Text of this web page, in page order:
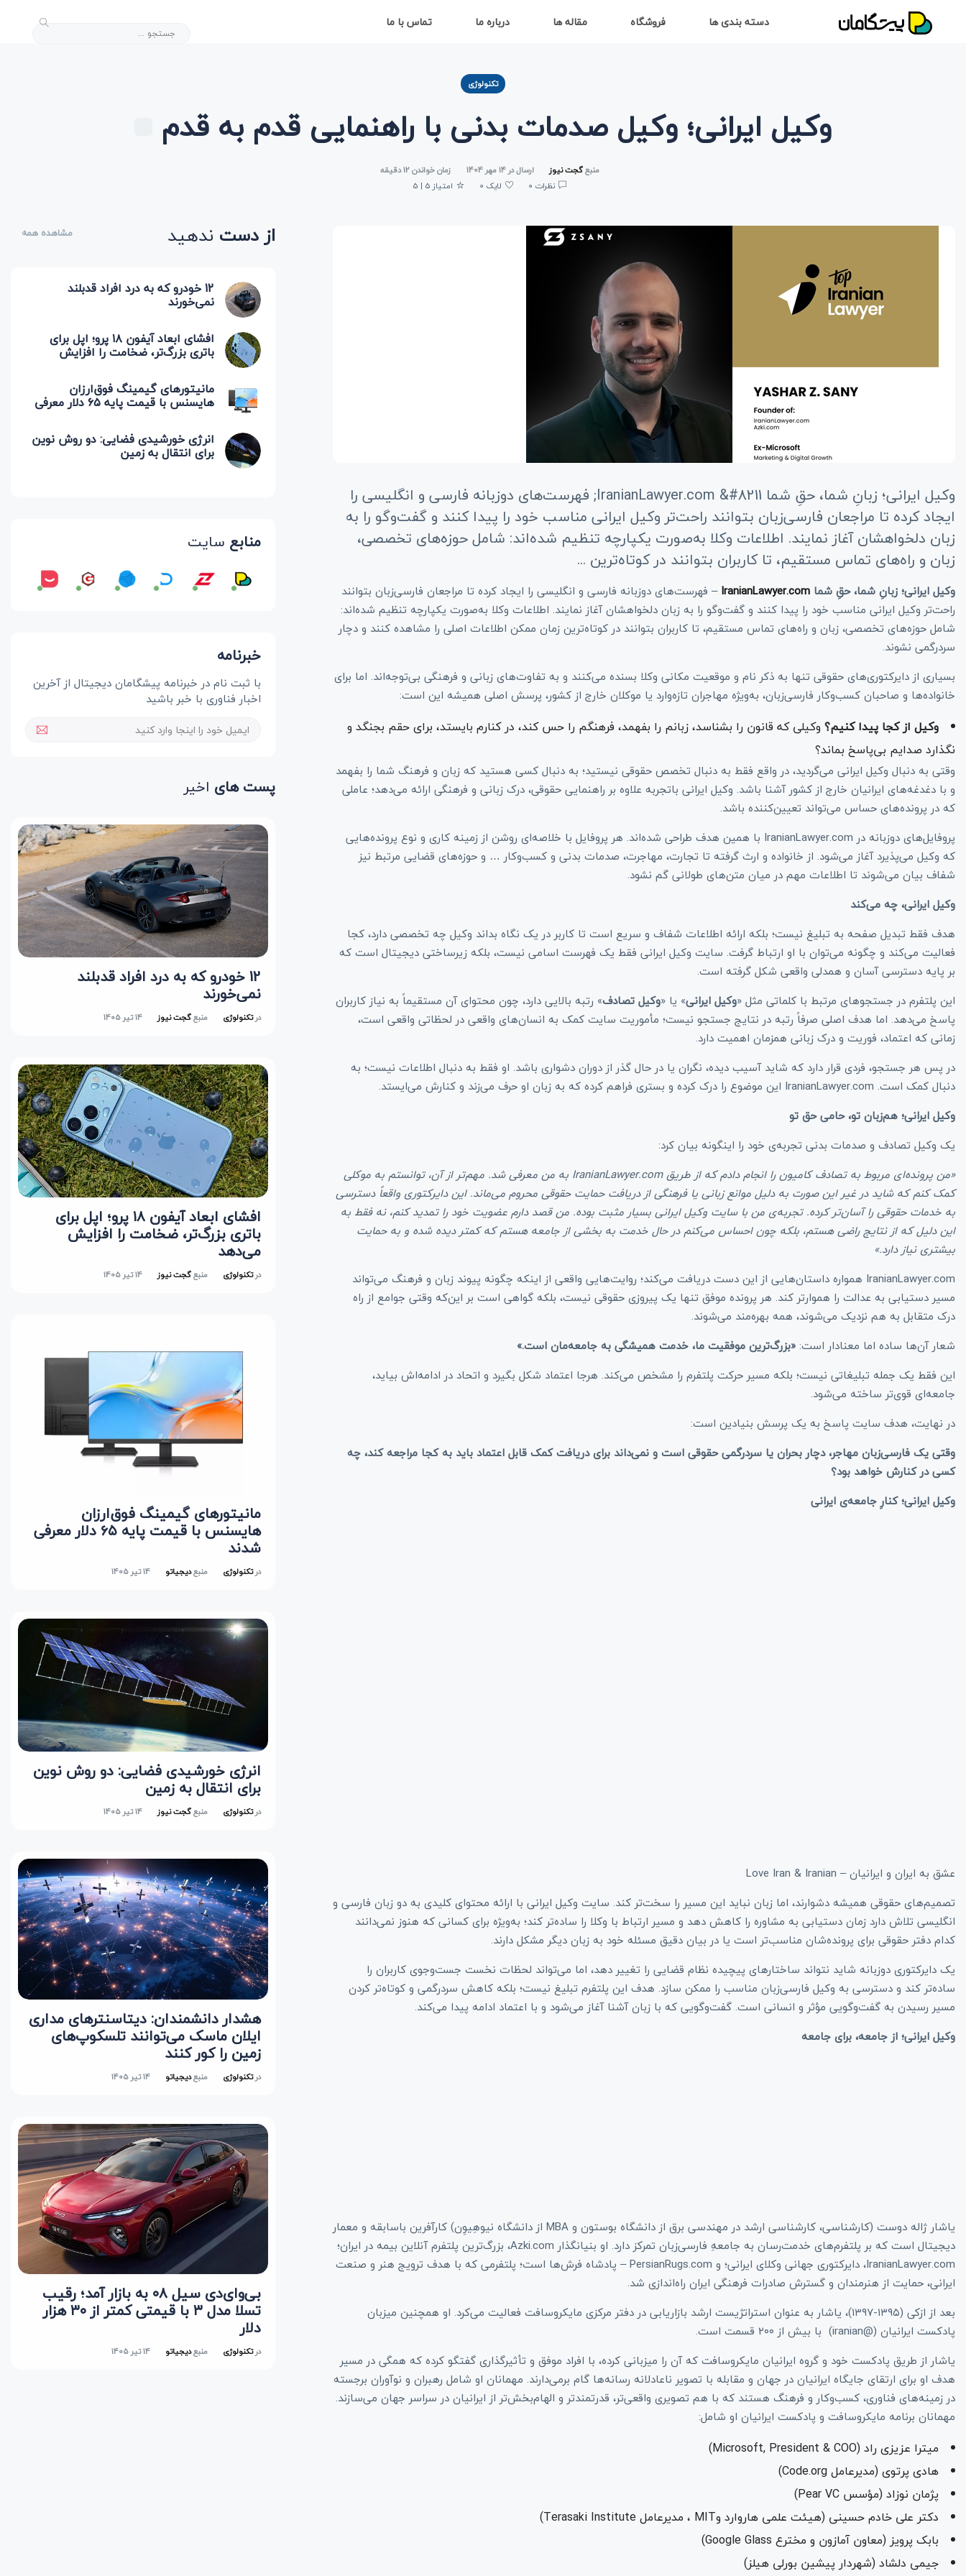
دسته بندی ها فروشگاه مقاله ها درباره ما تماس با ما
تکنولوژی
وکیل ایرانی؛ وکیل صدمات بدنی با راهنمایی قدم ‌به ‌قدم
منبعگجت نیوز ارسال در 14 مهر 1404
زمان خواندن 12 دقیقه
نظرات 0
لایک 0 امتیاز 5 | 5
وکیل ایرانی؛ زبانِ شما، حقِ شما IranianLawyer.com &#8211; فهرست‌های دوزبانه فارسی و انگلیسی را
ایجاد کرده تا مراجعان فارسی‌زبان بتوانند راحت‌تر وکیل ایرانی مناسب خود را پیدا کنند و گفت‌وگو را به
زبان دلخواهشان آغاز نمایند. اطلاعات وکلا به‌صورت یکپارچه تنظیم شده‌اند: شامل حوزه‌های تخصصی،
زبان‌ و راه‌های تماس مستقیم، تا کاربران بتوانند در کوتاه‌ترین ...
وکیل ایرانی؛ زبانِ شما، حقِ شما IranianLawyer.com– فهرست‌های دوزبانه فارسی و انگلیسی را ایجاد کرده تا مراجعان فارسی‌زبان بتوانند
راحت‌تر وکیل ایرانی مناسب خود را پیدا کنند و گفت‌وگو را به زبان دلخواهشان آغاز نمایند. اطلاعات وکلا به‌صورت یکپارچه تنظیم شده‌اند:
شامل حوزه‌های تخصصی، زبان‌ و راه‌های تماس مستقیم، تا کاربران بتوانند در کوتاه‌ترین زمان ممکن اطلاعات اصلی را مشاهده کنند و دچار
سردرگمی نشوند.
بسیاری از دایرکتوری‌های حقوقی تنها به ذکر نام و موقعیت مکانی وکلا بسنده می‌کنند و به تفاوت‌های زبانی و فرهنگی بی‌توجه‌اند. اما برای
خانواده‌ها و صاحبان کسب‌وکار فارسی‌زبان، به‌ویژه مهاجران تازه‌وارد یا موکلان خارج از کشور، پرسش اصلی همیشه این است:
وکیل از کجا پیدا کنیم؟ وکیلی که قانون را بشناسد، زبانم را بفهمد، فرهنگم را حس کند، در کنارم بایستد، برای حقم بجنگد و
نگذارد صدایم بی‌پاسخ بماند؟
وقتی به دنبال وکیل ایرانی می‌گردید، در واقع فقط به دنبال تخصص حقوقی نیستید؛ به دنبال کسی هستید که زبان و فرهنگ شما را بفهمد
و با دغدغه‌های ایرانیان خارج از کشور آشنا باشد. وکیل ایرانی باتجربه علاوه بر راهنمایی حقوقی، درک زبانی و فرهنگی ارائه می‌دهد؛ عاملی
که در پرونده‌های حساس می‌تواند تعیین‌کننده باشد.
پروفایل‌های دوزبانه در IranianLawyer.com با همین هدف طراحی شده‌اند. هر پروفایل با خلاصه‌ای روشن از زمینه کاری و نوع پرونده‌هایی
که وکیل می‌پذیرد آغاز می‌شود. از خانواده و ارث گرفته تا تجارت، مهاجرت، صدمات بدنی و کسب‌وکار … و حوزه‌های قضایی مرتبط نیز
شفاف بیان می‌شوند تا اطلاعات مهم در میان متن‌های طولانی گم نشود.
وکیل ایرانی، چه می‌کند
هدف فقط تبدیل صفحه به تبلیغ نیست؛ بلکه ارائه اطلاعات شفاف و سریع است تا کاربر در یک نگاه بداند وکیل چه تخصصی دارد، کجا
فعالیت می‌کند و چگونه می‌توان با او ارتباط گرفت. سایت وکیل ایرانی فقط یک فهرست اسامی نیست، بلکه زیرساختی دیجیتال است که
بر پایه دسترسی آسان و همدلی واقعی شکل گرفته است.
این پلتفرم در جستجوهای مرتبط با کلماتی مثل «وکیل ایرانی» یا «وکیل تصادف» رتبه بالایی دارد، چون محتوای آن مستقیماً به نیاز کاربران
پاسخ می‌دهد. اما هدف اصلی صرفاً رتبه در نتایج جستجو نیست؛ مأموریت سایت کمک به انسان‌های واقعی در لحظاتی واقعی است،
زمانی که اعتماد، فوریت و درک زبانی همزمان اهمیت دارد.
در پس هر جستجو، فردی قرار دارد که شاید آسیب دیده، نگران یا در حال گذر از دوران دشواری باشد. او فقط به دنبال اطلاعات نیست؛ به
دنبال کمک است. IranianLawyer.com این موضوع را درک کرده و بستری فراهم کرده که به زبان او حرف می‌زند و کنارش می‌ایستد.
وکیل ایرانی؛ هم‌زبان تو، حامی حق تو
یک وکیل تصادف و صدمات بدنی تجربه‌ی خود را اینگونه بیان کرد:
«من پرونده‌ای مربوط به تصادف کامیون را انجام دادم که از طریقIranianLawyer.com
به من معرفی شد. مهم‌تر از آن، توانستم به موکلی
کمک کنم که شاید در غیر این صورت به دلیل موانع زبانی یا فرهنگی از دریافت حمایت حقوقی محروم می‌ماند. این دایرکتوری واقعاً دسترسی
به خدمات حقوقی را آسان‌تر کرده. تجربه‌ی من با سایت وکیل ایرانی بسیار مثبت بوده. من قصد دارم عضویت خود را تمدید کنم، نه فقط به
این دلیل که از نتایج راضی هستم، بلکه چون احساس می‌کنم در حال خدمت به بخشی از جامعه هستم که کمتر دیده شده و به حمایت
بیشتری نیاز دارد.
»
IranianLawyer.com همواره داستان‌هایی از این دست دریافت می‌کند؛ روایت‌هایی واقعی از اینکه چگونه پیوند زبان و فرهنگ می‌تواند
مسیر دستیابی به عدالت را هموارتر کند. هر پرونده موفق تنها یک پیروزی حقوقی نیست، بلکه گواهی است بر این‌که وقتی جوامع از راه
درک متقابل به هم نزدیک می‌شوند، همه بهره‌مند می‌شوند.
شعار آن‌ها ساده اما معنادار است:«بزرگ‌ترین موفقیت ما، خدمت همیشگی به جامعه‌مان است.
»
این فقط یک جمله تبلیغاتی نیست؛ بلکه مسیر حرکت پلتفرم را مشخص می‌کند. هرجا اعتماد شکل بگیرد و اتحاد در ادامه‌اش بیاید،
جامعه‌ای قوی‌تر ساخته می‌شود.
در نهایت، هدف سایت پاسخ به یک پرسش بنیادین است:
وقتی یک فارسی‌زبان مهاجر، دچار بحران یا سردرگمی حقوقی است و نمی‌داند برای دریافت کمک قابل اعتماد باید به کجا مراجعه کند، چه
کسی در کنارش خواهد بود؟
وکیل ایرانی؛ کنارِ جامعه‌ی ایرانی
عشق به ایران و ایرانیان – Love Iran & Iranian
تصمیم‌های حقوقی همیشه دشوارند، اما زبان نباید این مسیر را سخت‌تر کند. سایت وکیل ایرانی با ارائه محتوای کلیدی به دو زبان فارسی و
انگلیسی تلاش دارد زمان دستیابی به مشاوره را کاهش دهد و مسیر ارتباط با وکلا را ساده‌تر کند؛ به‌ویژه برای کسانی که هنوز نمی‌دانند
کدام دفتر حقوقی برای پرونده‌شان مناسب‌تر است یا در بیان دقیق مسئله خود به زبان دیگر مشکل دارند.
یک دایرکتوری دوزبانه شاید نتواند ساختارهای پیچیده نظام قضایی را تغییر دهد، اما می‌تواند لحظات نخست جست‌وجوی کاربران را
ساده‌تر کند و دسترسی به وکیل فارسی‌زبان مناسب را ممکن سازد. هدف این پلتفرم تبلیغ نیست؛ بلکه کاهش سردرگمی و کوتاه‌تر کردن
مسیر رسیدن به گفت‌وگویی مؤثر و انسانی است. گفت‌وگویی که با زبان آشنا آغاز می‌شود و با اعتماد ادامه پیدا می‌کند.
وکیل ایرانی؛ از جامعه، برای جامعه
یاشار ژاله دوست (کارشناسی، کارشناسی ارشد در مهندسی برق از دانشگاه بوستون و MBA از دانشگاه نیوهِیوِن) کارآفرین باسابقه و معمار
دیجیتال است که بر پلتفرم‌های خدمت‌رسان به جامعهِ فارسی‌زبان تمرکز دارد. او بنیانگذار Azki.com، بزرگ‌ترین پلتفرم آنلاین بیمه در ایران؛
IranianLawyer.com، دایرکتوری جهانی وکلا‌ی ایرانی؛ و PersianRugs.com – پادشاه فرش‌ها است؛ پلتفرمی که با هدف ترویج هنر و صنعت
ایرانی، حمایت از هنرمندان و گسترش صادرات فرهنگی ایران راه‌اندازی شد.
بعد از ازکی (۱۳۹۵-۱۳۹۷)، یاشار به عنوان استراتژیست ارشد بازاریابی در دفتر مرکزی مایکروسافت فعالیت می‌کرد. او همچنین میزبان
پادکست ایرانیان (@iranian) با بیش از ۲۰۰ قسمت است.
یاشار از طریق پادکست خود و گروه ایرانیان مایکروسافت که آن را میزبانی کرده، با افراد موفق و تأثیرگذاری گفتگو کرده که همگی در مسیر
هدف او برای ارتقای جایگاه ایرانیان در جهان و مقابله با تصویر ناعادلانه رسانه‌ها گام برمی‌دارند. مهمانان او شامل رهبران و نوآوران برجسته
در زمینه‌های فناوری، کسب‌وکار و فرهنگ هستند که با هم تصویری واقعی‌تر، قدرتمندتر و الهام‌بخش‌تر از ایرانیان در سراسر جهان می‌سازند.
مهمانان برنامه‌ مایکروسافت و پادکست ایرانیان او شامل:
میترا عزیزی راد (Microsoft, President & COO)
هادی پرتوی (مدیرعامل Code.org)
پژمان نوزاد (مؤسس Pear VC)
دکتر علی خادم ‌حسینی (هیئت علمی هاروارد وMIT ، مدیرعامل Terasaki Institute)
بابک پرویز (معاون آمازون و مخترع Google Glass)
جیمی دلشاد (شهردار پیشین بورلی هیلز)
از دست ندهید مشاهده همه
12 خودرو که به درد افراد قدبلند
نمی‌خورند
افشای ابعاد آیفون ۱۸ پرو؛ اپل برای
باتری بزرگ‌تر، ضخامت را افزایش
می‌دهد
مانیتورهای گیمینگ فوق‌ارزان
هایسنس با قیمت پایه ۶۵ دلار معرفی
انرژی خورشیدی فضایی: دو روش نوین
برای انتقال به زمین
منابع سایت
خبرنامه
با ثبت نام در خبرنامه پیشگامان دیجیتال از آخرین
اخبار فناوری با خبر باشید
پست های اخیر
12 خودرو که به درد افراد قدبلند
نمی‌خورند
درتکنولوژی منبعگجت نیوز 14 تیر 1405
افشای ابعاد آیفون ۱۸ پرو؛ اپل برای
باتری بزرگ‌تر، ضخامت را افزایش
می‌دهد
درتکنولوژی منبعگجت نیوز 14 تیر 1405
مانیتورهای گیمینگ فوق‌ارزان
هایسنس با قیمت پایه ۶۵ دلار معرفی
شدند
درتکنولوژی منبعدیجیاتو 14 تیر 1405
انرژی خورشیدی فضایی: دو روش نوین
برای انتقال به زمین
درتکنولوژی منبعگجت نیوز 14 تیر 1405
هشدار دانشمندان: دیتاسنترهای مداری
ایلان ماسک می‌توانند تلسکوپ‌های
زمین را کور کنند
درتکنولوژی منبعدیجیاتو 14 تیر 1405
بی‌وای‌دی سیل ۰۸ به بازار آمد؛ رقیب
تسلا مدل ۳ با قیمتی کمتر از ۳۰ هزار
دلار
درتکنولوژی منبعدیجیاتو 14 تیر 1405